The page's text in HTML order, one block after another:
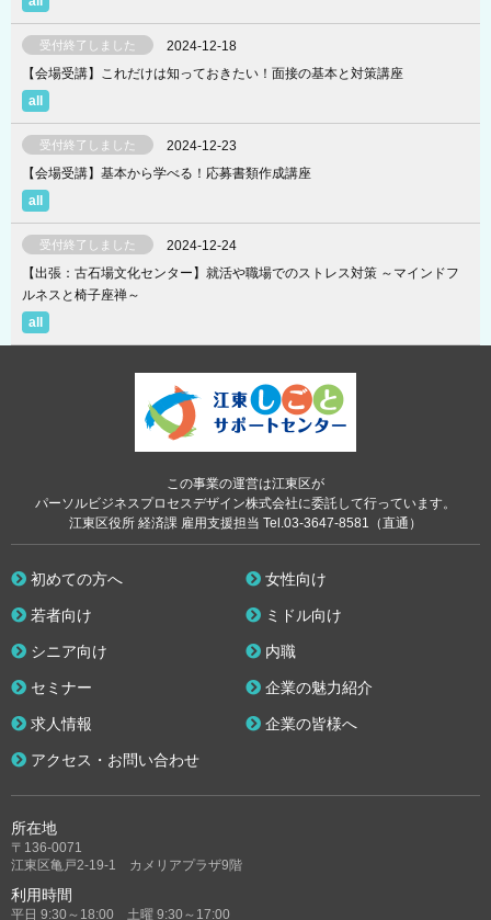
受付終了しました
2024-12-18
【会場受講】これだけは知っておきたい！面接の基本と対策講座
受付終了しました
2024-12-23
【会場受講】基本から学べる！応募書類作成講座
受付終了しました
2024-12-24
【出張：古石場文化センター】就活や職場でのストレス対策 ～マインドフ
ルネスと椅子座禅～
この事業の運営は江東区が
パーソルビジネスプロセスデザイン株式会社に委託して行っています。
江東区役所 経済課 雇用支援担当 Tel.03-3647-8581（直通）
所在地
〒136-0071
江東区亀戸2-19-1 カメリアプラザ9階
利用時間
平日 9:30～18:00 土曜 9:30～17:00
初めての方へ 女性向け
若者向け ミドル向け
シニア向け 内職
セミナー 企業の魅力紹介
求人情報 企業の皆様へ
アクセス・お問い合わせ